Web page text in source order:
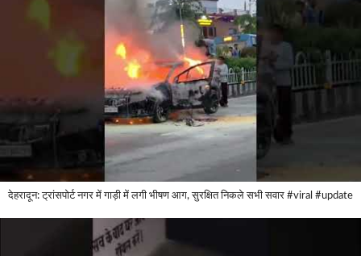
देहरादून: ट्रांसपोर्ट नगर में गाड़ी में लगी भीषण आग, सुरक्षित निकले सभी सवार #viral #update